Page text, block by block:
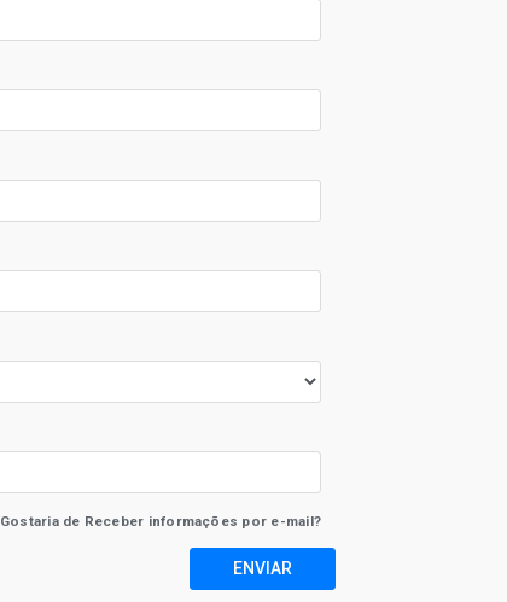
Gostaria de Receber informações por e-mail?
ENVIAR